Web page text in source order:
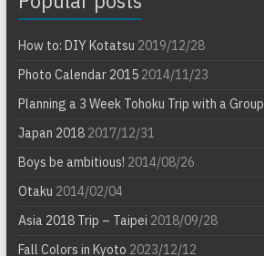
How to: DIY Kotatsu 2019/12/28
Photo Calendar 20152014/11/23
Planning a 3 Week Tohoku Trip with a Group
Japan 20182017/12/31
Boys be ambitious! 2014/08/26
Otaku 2014/02/04
Asia 2018 Trip – Taipei 2018/09/28
Fall Colors in Kyoto 2023/12/12